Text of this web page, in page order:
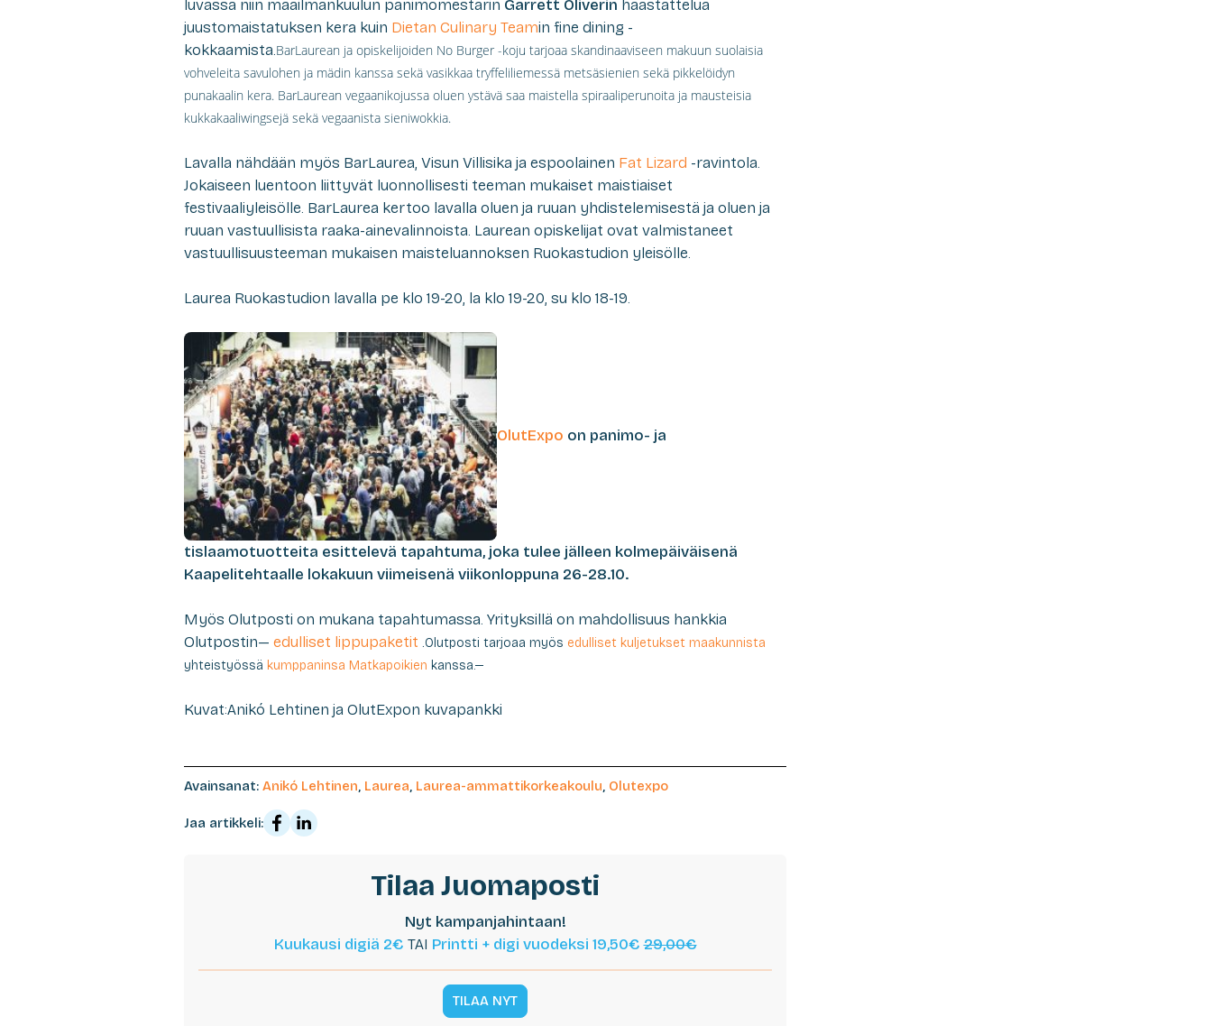
luvassa niin maailmankuulun panimomestarin Garrett Oliverin haastattelua
juustomaistatuksen kera kuin Dietan Culinary Teamin fine dining -
kokkaamista.BarLaurean ja opiskelijoiden No Burger -koju tarjoaa skandinaaviseen makuun suolaisia
vohveleita savulohen ja mädin kanssa sekä vasikkaa tryffeliliemessä metsäsienien sekä pikkelöidyn
punakaalin kera. BarLaurean vegaanikojussa oluen ystävä saa maistella spiraaliperunoita ja mausteisia
kukkakaaliwingsejä sekä vegaanista sieniwokkia.
Lavalla nähdään myös BarLaurea, Visun Villisika ja espoolainen Fat Lizard -ravintola.
Jokaiseen luentoon liittyvät luonnollisesti teeman mukaiset maistiaiset
festivaaliyleisölle. BarLaurea kertoo lavalla oluen ja ruuan yhdistelemisestä ja oluen ja
ruuan vastuullisista raaka-ainevalinnoista. Laurean opiskelijat ovat valmistaneet
vastuullisuusteeman mukaisen maisteluannoksen Ruokastudion yleisölle.
Laurea Ruokastudion lavalla pe klo 19-20, la klo 19-20, su klo 18-19.
OlutExpo on panimo- ja
tislaamotuotteita esittelevä tapahtuma, joka tulee jälleen kolmepäiväisenä
Kaapelitehtaalle lokakuun viimeisenä viikonloppuna 26-28.10.
Myös Olutposti on mukana tapahtumassa. Yrityksillä on mahdollisuus hankkia
Olutpostin— edulliset lippupaketit .Olutposti tarjoaa myös edulliset kuljetukset maakunnista
yhteistyössä kumppaninsa Matkapoikien kanssa.—
Kuvat:Anikó Lehtinen ja OlutExpon kuvapankki
Avainsanat: Anikó Lehtinen, Laurea, Laurea-ammattikorkeakoulu, Olutexpo
Jaa artikkeli:
Tilaa Juomaposti
Nyt kampanjahintaan!
Kuukausi digiä 2€ TAI Printti + digi vuodeksi 19,50€29,00€
TILAA NYT